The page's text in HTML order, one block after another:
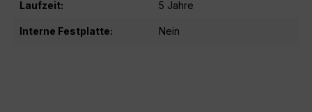
Laufzeit: 5 Jahre
Interne Festplatte: Nein